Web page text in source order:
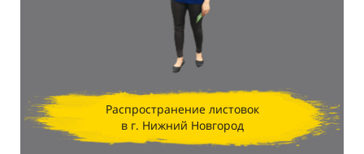
Распространение листовок
в г. Нижний Новгород